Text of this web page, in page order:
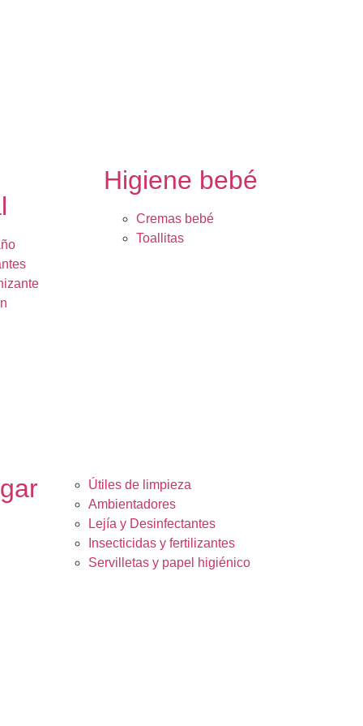
Higiene bebé
Cremas bebé
Toallitas
Útiles de limpieza
Ambientadores
Lejía y Desinfectantes
Insecticidas y fertilizantes
Servilletas y papel higiénico